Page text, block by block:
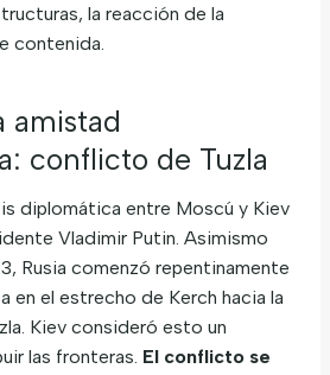
la reacción de la
contenida.
amistad
conflicto de Tuzla
diplomática entre Moscú y Kiev
Vladimir Putin. Asimismo
Rusia comenzó repentinamente
en el estrecho de Kerch hacia la
Kiev consideró esto un
las fronteras. El conflicto se